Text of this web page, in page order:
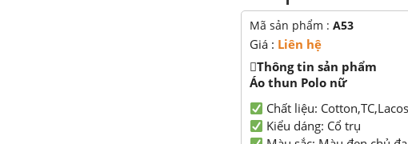
Mã sản phẩm : A53
Giá : Liên hệ
Thông tin sản phẩm
Áo thun Polo nữ
Chất liệu:
Kiểu dáng: Cổ trụ